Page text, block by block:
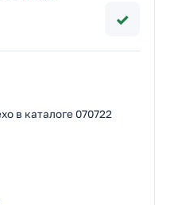
✓
в каталоге 070722